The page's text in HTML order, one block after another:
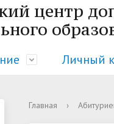
центр
Личный
Главная ›